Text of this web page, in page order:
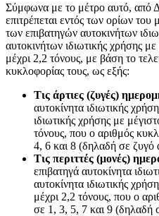
Σύμφωνα με το μέτρο αυτό, από
επιτρέπεται εντός των ορίων
των επιβατηγών αυτοκινήτων
αυτοκινήτων ιδιωτικής χρήσης
μέχρι 2,2 τόνους, με βάση το
κυκλοφορίας τους, ως εξής:
Τις άρτιες (ζυγές)
αυτοκίνητα ιδιωτικής
ιδιωτικής χρήσης με
τόνους, που ο αριθμός
4, 6 και 8 (δηλαδή σε ζυγό
Τις περιττές (μονές)
επιβατηγά αυτοκίνητα
αυτοκίνητα ιδιωτικής
μέχρι 2,2 τόνους, που ο
σε 1, 3, 5, 7 και 9 (δηλαδή